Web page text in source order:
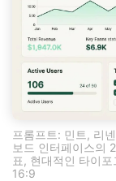
프롬프트: 민트, 리
보드 인터페이스의
표, 현대적인 타이
16:9